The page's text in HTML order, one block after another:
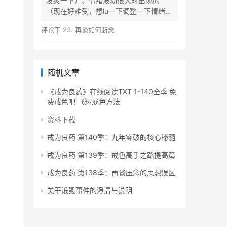
（现在好难受，想lu一下调整一下情绪）
评论于 23. 再谈如何断念
随机文章
《戒为良药》在线阅读TXT 1-140全季 免
费戒色吧 飞翔戒色方法
资料下载
戒为良药 第140季：九年零破的核心秘髓
戒为良药 第139季：戒色高手之路提高篇
戒为良药 第138季：再谈压念的思想误区
关于诋毁事件的澄清与说明